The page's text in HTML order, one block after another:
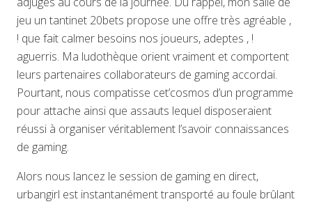
jeu un tantinet 20bets propose une offre très agréable ,
! que fait calmer besoins nos joueurs, adeptes , !
aguerris. Ma ludothèque orient vraiment et comportent
leurs partenaires collaborateurs de gaming accordai.
Pourtant, nous compatisse cet’cosmos d’un programme
pour attache ainsi que assauts lequel disposeraient
réussi à organiser véritablement l’savoir connaissances
de gaming.
Alors nous lancez le session de gaming en direct,
urbangirl est instantanément transporté au foule brûlant